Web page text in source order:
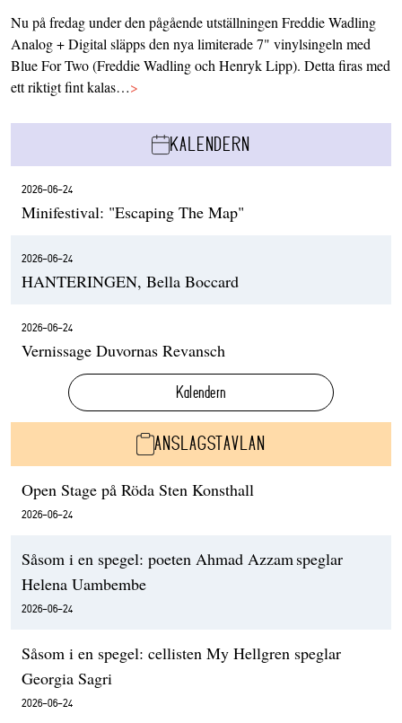
Nu på fredag under den pågående utställningen Freddie Wadling
Analog + Digital släpps den nya limiterade 7" vinylsingeln med
Blue For Two (Freddie Wadling och Henryk Lipp). Detta firas med
ett riktigt fint kalas…>
KALENDERN
2026-06-24
Minifestival: "Escaping The Map"
2026-06-24
HANTERINGEN, Bella Boccard
2026-06-24
Vernissage Duvornas Revansch
Kalendern
ANSLAGSTAVLAN
Open Stage på Röda Sten Konsthall
2026-06-24
Såsom i en spegel: poeten Ahmad Azzam speglar
Helena Uambembe
2026-06-24
Såsom i en spegel: cellisten My Hellgren speglar
Georgia Sagri
2026-06-24